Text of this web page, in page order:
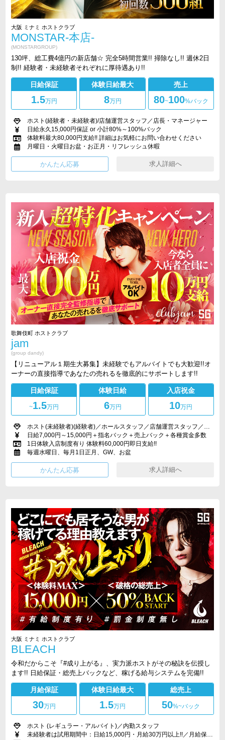
大阪 ミナミ ホストクラブ
MONSTAR-本店-
(MONSTARGROUP)
130坪、総工費4億円の新店舗☆ 完全5時間営業!! 掃除なし!! 週休2日
制!! 経験者・未経験者それぞれに厚待遇あり!!
日給保証
1.5万円
体験日給最大
8万円
売上
80~100%バック
ホスト(経験者・未経験者)/店舗運営スタッフ／店長・マネージャー
日給永久15,000円保証 or 小計80%～100%バック
体験料最大80,000円支給!! 詳細はお気軽にお問い合わせください
月曜日・火曜日お盆・お正月・リフレッシュ休暇
求人詳細へ
歌舞伎町 ホストクラブ
jam
(group dandy)
【リニューアル１期生大募集】未経験でもアルバイトでも大歓迎!!オ
ーナーの直接指導であなたの売れるを徹底的にサポートします!!
日給保証
~1.5万円
体験日給
6万円
入店祝金
10万円
ホスト(未経験者)(経験者)／ホールスタッフ／店舗運営スタッフ／内勤スタッフ
日給7,000円～15,000円＋指名バック＋売上バック＋各種賞金多数
1日体験入店制度有り 体験料60,000円即日支給!!
毎週水曜日、毎月1日正月、GW、お盆
求人詳細へ
大阪 ミナミ ホストクラブ
BLEACH
令和だからこそ『#成り上がる』、実力派ホストがその秘訣を伝授し
ます!! 日給保証・総売上バックなど、稼げる給与システムを完備!!
月給保証
30万円
体験日給最大
1.5万円
総売上
50%~バック
ホスト (レギュラー・アルバイト)／内勤スタッフ